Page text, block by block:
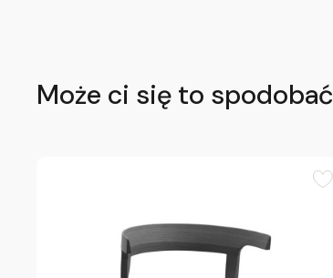
Może ci się to spodobać